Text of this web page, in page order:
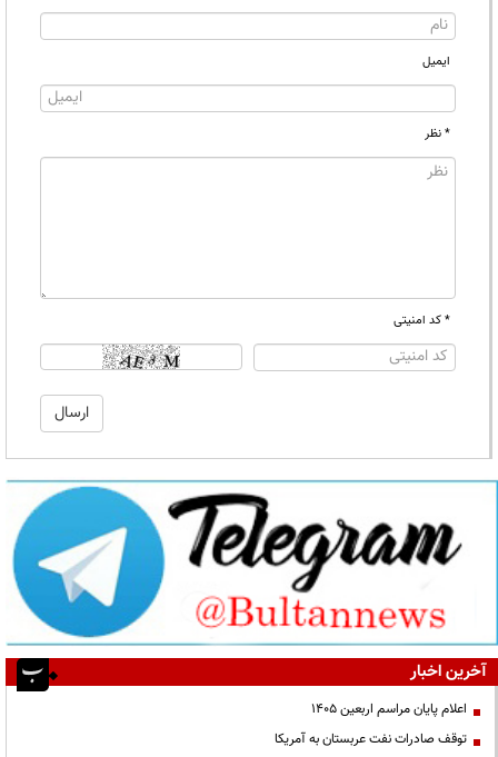
ایمیل
* نظر
* کد امنیتی
آخرین اخبار
اعلام پایان مراسم اربعین ۱۴۰۵
توقف صادرات نفت عربستان به آمریکا